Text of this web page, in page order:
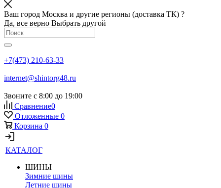
Ваш город Москва и другие регионы (доставка ТК) ?
Да, все верно Выбрать другой
+7(473) 210-63-33
internet@shintorg48.ru
Звоните с 8:00 до 19:00
Сравнение0
Отложенные 0
Корзина 0
КАТАЛОГ
ШИНЫ
Зимние шины
Летние шины